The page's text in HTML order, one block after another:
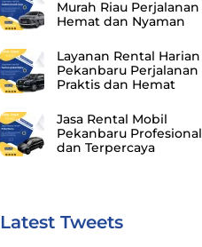
Murah Riau Perjalanan
Hemat dan Nyaman
Layanan Rental Harian
Pekanbaru Perjalanan
Praktis dan Hemat
Jasa Rental Mobil
Pekanbaru Profesional
dan Terpercaya
Latest Tweets